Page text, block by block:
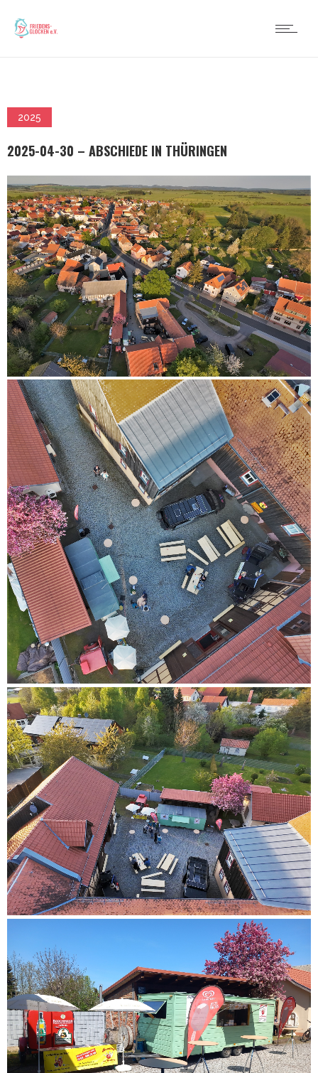
2025
2025-04-30 – ABSCHIEDE IN THÜRINGEN